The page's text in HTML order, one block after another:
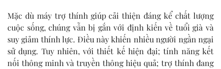
Mặc dù máy trợ thính giúp cải thiện đáng kể chất lượng
cuộc sống, chúng vẫn bị gắn với định kiến về tuổi già và
suy giảm thính lực. Điều này khiến nhiều người ngần ngại
sử dụng. Tuy nhiên, với thiết kế hiện đại; tính năng kết
nối thông minh và truyền thông hiệu quả; trợ thính đang